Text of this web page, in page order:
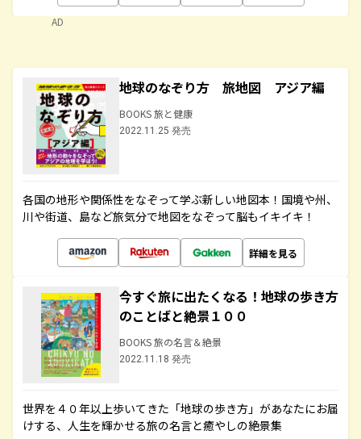
AD
地球のなぞり方 旅地図 アジア編
BOOKS 旅と健康
2022.11.25 発売
各国の地形や関係性をなぞって学ぶ新しい地図本！国境や州、
川や街道、島など旅気分で地図をなぞって脳もイキイキ！
詳細を見る
今すぐ旅に出たくなる！地球の歩き方
のことばと絶景１００
BOOKS 旅の名言＆絶景
2022.11.18 発売
世界を４０年以上歩いてきた「地球の歩き方」があなたにお届
けする、人生を輝かせる旅の名言と癒やしの絶景集